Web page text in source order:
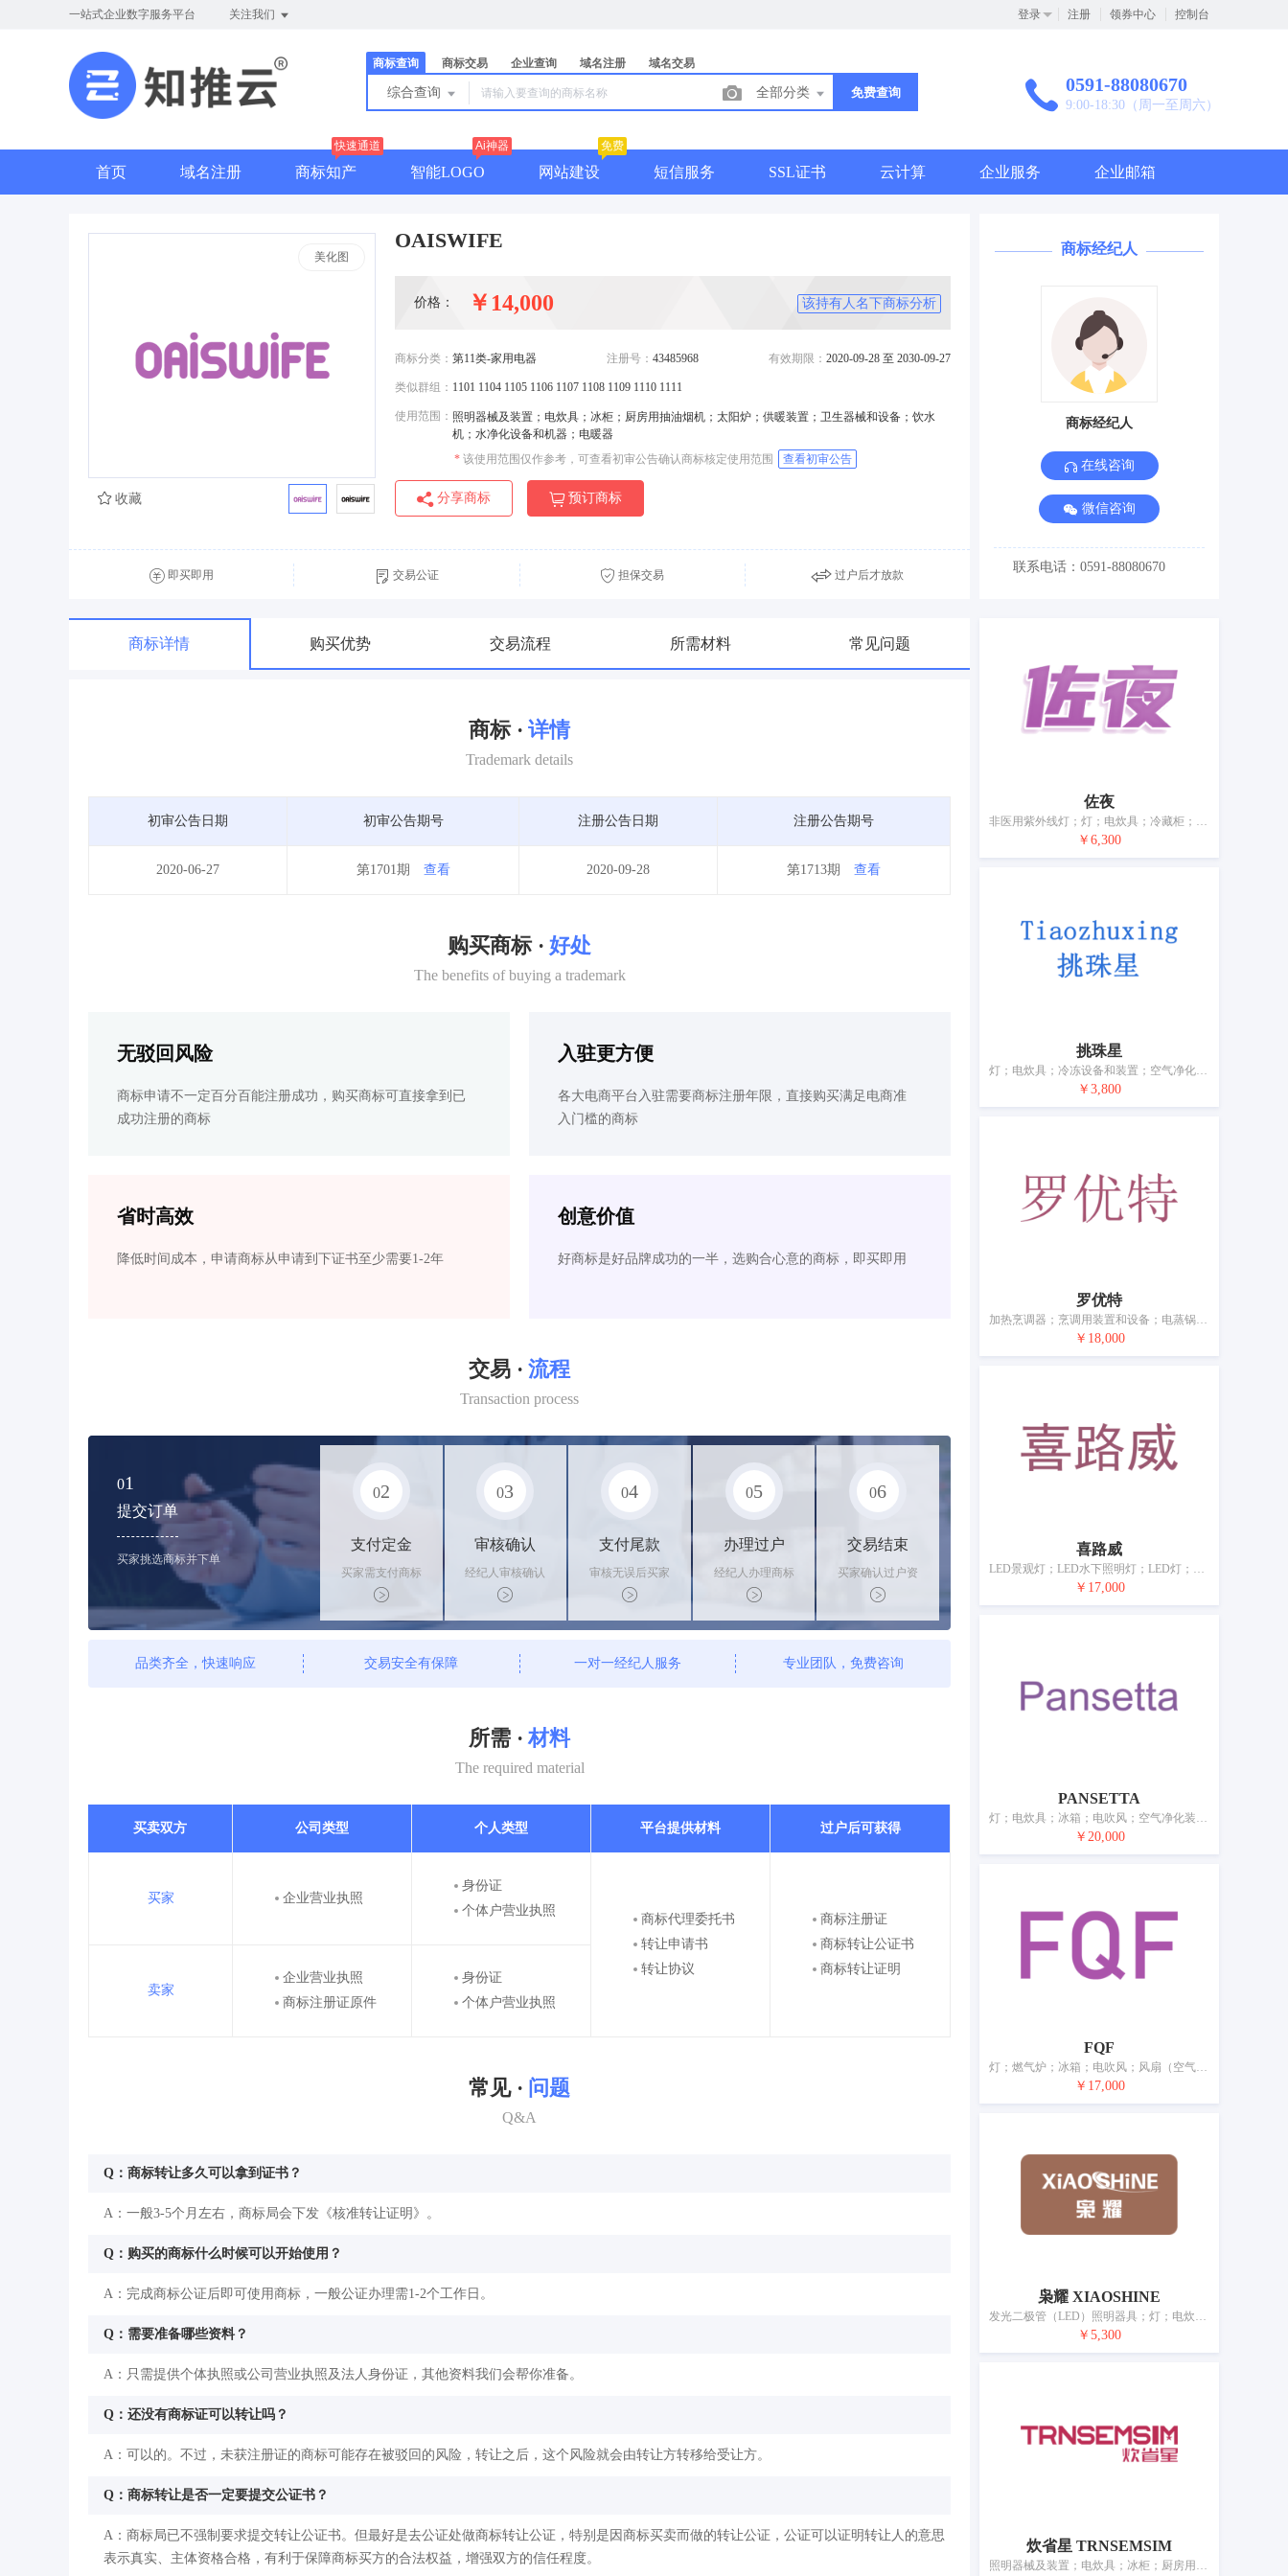
一站式企业数字服务平台 关注我们 登录 注册 领券中心 控制台
商标查询 商标交易 企业查询 域名注册 域名交易
综合查询 全部分类 免费查询 0591-88080670
9:00-18:30（周一至周六）
首页 域名注册 商标知产
快速通道
智能LOGO
Ai神器
网站建设
免费
短信服务 SSL证书 云计算 企业服务 企业邮箱
美化图
OAISWIFE
价格： ￥14,000 该持有人名下商标分析
商标分类： 第11类-家用电器 注册号： 43485968 有效期限： 2020-09-28 至 2030-09-27
类似群组： 1101 1104 1105 1106 1107 1108 1109 1110 1111
使用范围： 照明器械及装置；电炊具；冰柜；厨房用抽油烟机；太阳炉；供暖装置；卫生器械和设备；饮水
机；水净化设备和机器；电暖器
* 该使用范围仅作参考，可查看初审公告确认商标核定使用范围 查看初审公告
分享商标 预订商标
收藏
即买即用 交易公证 担保交易 过户后才放款
商标详情 购买优势 交易流程 所需材料 常见问题
商标 · 详情
Trademark details
初审公告日期 初审公告期号 注册公告日期 注册公告期号
2020-06-27 第1701期 查看 2020-09-28 第1713期 查看
购买商标 · 好处
The benefits of buying a trademark
无驳回风险
商标申请不一定百分百能注册成功，购买商标可直接拿到已
成功注册的商标
入驻更方便
各大电商平台入驻需要商标注册年限，直接购买满足电商准
入门槛的商标
省时高效
降低时间成本，申请商标从申请到下证书至少需要1-2年
创意价值
好商标是好品牌成功的一半，选购合心意的商标，即买即用
交易 · 流程
Transaction process
01
提交订单
买家挑选商标并下单
02
支付定金
买家需支付商标
标价的10%的购
买订金
03
审核确认
经纪人审核确认
商标状态
04
支付尾款
审核无误后买家
支付尾款，卖家
办理相关手续
05
办理过户
经纪人办理商标
转让手续，交付
相关证书
06
交易结束
买家确认过户资
料后，平台解冻
资金支付卖家
品类齐全，快速响应 交易安全有保障 一对一经纪人服务 专业团队，免费咨询
所需 · 材料
The required material
买卖双方 公司类型 个人类型 平台提供材料 过户后可获得
买家 企业营业执照
身份证
个体户营业执照
商标代理委托书
转让申请书
转让协议
商标注册证
商标转让公证书
商标转让证明
卖家
企业营业执照
商标注册证原件
身份证
个体户营业执照
常见 · 问题
Q&A
Q：商标转让多久可以拿到证书？
A：一般3-5个月左右，商标局会下发《核准转让证明》。
Q：购买的商标什么时候可以开始使用？
A：完成商标公证后即可使用商标，一般公证办理需1-2个工作日。
Q：需要准备哪些资料？
A：只需提供个体执照或公司营业执照及法人身份证，其他资料我们会帮你准备。
Q：还没有商标证可以转让吗？
A：可以的。不过，未获注册证的商标可能存在被驳回的风险，转让之后，这个风险就会由转让方转移给受让方。
Q：商标转让是否一定要提交公证书？
A：商标局已不强制要求提交转让公证书。但最好是去公证处做商标转让公证，特别是因商标买卖而做的转让公证，公证可以证明转让人的意思
表示真实、主体资格合格，有利于保障商标买方的合法权益，增强双方的信任程度。
商标经纪人
商标经纪人
在线咨询
微信咨询
联系电话：0591-88080670
佐夜
非医用紫外线灯；灯；电炊具；冷藏柜；空气调节设备；水加热器；蒸汽浴装置；非医用熏蒸设备；消毒器；便携式取暖器
￥6,300
挑珠星
灯；电炊具；冷冻设备和装置；空气净化装置和机器；加热装置；供暖装置；浴室装置；水净化装置；电暖器；点煤气用摩擦点火器
￥3,800
罗优特
加热烹调器；烹调用装置和设备；电蒸锅；冷冻设备和装置；冷藏展示柜；空气调节设备；加热装置；供暖装置；消毒设备；电暖器
￥18,000
喜路威
LED景观灯；LED水下照明灯；LED灯；太阳能灯；汽车灯；灯；空气净化用杀菌灯；路灯；吊扇；风扇（空气调节）
￥17,000
PANSETTA
灯；电炊具；冰箱；电吹风；空气净化装置和机器；供水设备；龙头；抽水马桶；水净化装置；电暖器
￥20,000
FQF
灯；燃气炉；冰箱；电吹风；风扇（空气调节）；加热装置；龙头；抽水马桶；水净化装置；电暖器
￥17,000
枭耀 XIAOSHINE
发光二极管（LED）照明器具；灯；电炊具；冰箱；冷冻设备和机器；空气调节设备；供水设备；水族池加热器；卫生器械和设备；淋浴器
￥5,300
炊省星 TRNSEMSIM
照明器械及装置；电炊具；冰柜；厨房用抽油烟机；太阳炉；太阳能热水器；卫生器械和设备；饮水机；消毒碗柜；电暖器